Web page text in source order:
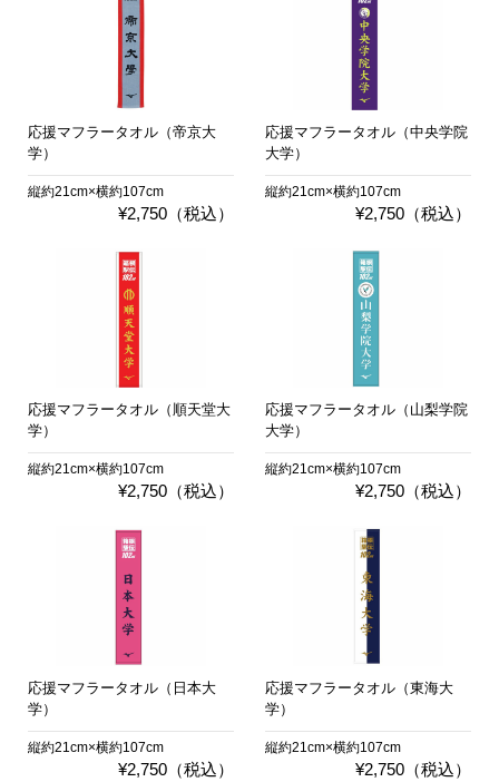
応援マフラータオル（帝京大
学）
縦約21cm×横約107cm
¥2,750（税込）
応援マフラータオル（中央学院
大学）
縦約21cm×横約107cm
¥2,750（税込）
応援マフラータオル（順天堂大
学）
縦約21cm×横約107cm
¥2,750（税込）
応援マフラータオル（山梨学院
大学）
縦約21cm×横約107cm
¥2,750（税込）
応援マフラータオル（日本大
学）
縦約21cm×横約107cm
¥2,750（税込）
応援マフラータオル（東海大
学）
縦約21cm×横約107cm
¥2,750（税込）